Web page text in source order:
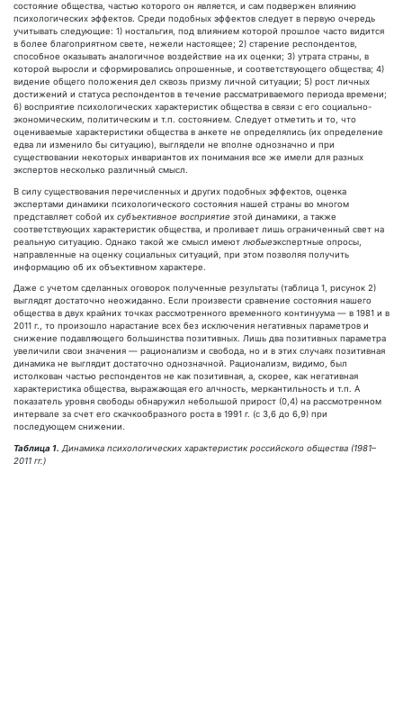
состояние общества, частью которого он является, и сам подвержен влиянию
психологических эффектов. Среди подобных эффектов следует в первую очередь
учитывать следующие: 1) ностальгия, под влиянием которой прошлое часто видится
в более благоприятном свете, нежели настоящее; 2) старение респондентов,
способное оказывать аналогичное воздействие на их оценки; 3) утрата страны, в
которой выросли и сформировались опрошенные, и соответствующего общества; 4)
видение общего положения дел сквозь призму личной ситуации; 5) рост личных
достижений и статуса респондентов в течение рассматриваемого периода времени;
6) восприятие психологических характеристик общества в связи с его социально-
экономическим, политическим и т.п. состоянием. Следует отметить и то, что
оцениваемые характеристики общества в анкете не определялись (их определение
едва ли изменило бы ситуацию), выглядели не вполне однозначно и при
существовании некоторых инвариантов их понимания все же имели для разных
экспертов несколько различный смысл.
В силу существования перечисленных и других подобных эффектов, оценка
экспертами динамики психологического состояния нашей страны во многом
представляет собой их субъективное восприятие этой динамики, а также
соответствующих характеристик общества, и проливает лишь ограниченный свет на
реальную ситуацию. Однако такой же смысл имеют любыеэкспертные опросы,
направленные на оценку социальных ситуаций, при этом позволяя получить
информацию об их объективном характере.
Даже с учетом сделанных оговорок полученные результаты (таблица 1, рисунок 2)
выглядят достаточно неожиданно. Если произвести сравнение состояния нашего
общества в двух крайних точках рассмотренного временного континуума — в 1981 и в
2011 г., то произошло нарастание всех без исключения негативных параметров и
снижение подавляющего большинства позитивных. Лишь два позитивных параметра
увеличили свои значения — рационализм и свобода, но и в этих случаях позитивная
динамика не выглядит достаточно однозначной. Рационализм, видимо, был
истолкован частью респондентов не как позитивная, а, скорее, как негативная
характеристика общества, выражающая его алчность, меркантильность и т.п. А
показатель уровня свободы обнаружил небольшой прирост (0,4) на рассмотренном
интервале за счет его скачкообразного роста в 1991 г. (с 3,6 до 6,9) при
последующем снижении.
Таблица 1. Динамика психологических характеристик российского общества (1981–
2011 гг.)